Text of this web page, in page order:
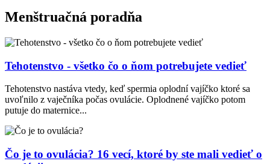
Menštruačná poradňa
Tehotenstvo - všetko čo o ňom potrebujete vedieť
Tehotenstvo nastáva vtedy, keď spermia oplodní vajíčko ktoré sa
uvoľnilo z vaječníka počas ovulácie. Oplodnené vajíčko potom
putuje do maternice...
Čo je to ovulácia? 16 vecí, ktoré by ste mali vedieť o